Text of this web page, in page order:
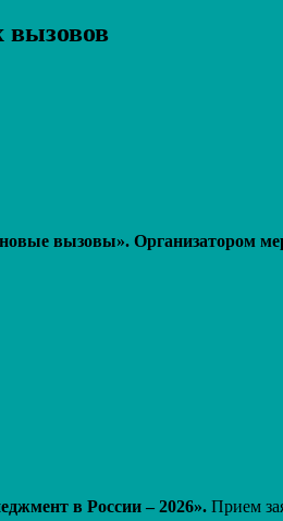
вызовов
вызовы». Организатором
в России – 2026». Прием